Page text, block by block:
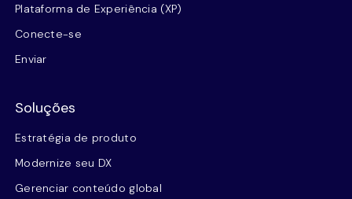
Plataforma de Experiência (XP)
Conecte-se
Enviar
Soluções
Estratégia de produto
Modernize seu DX
Gerenciar conteúdo global